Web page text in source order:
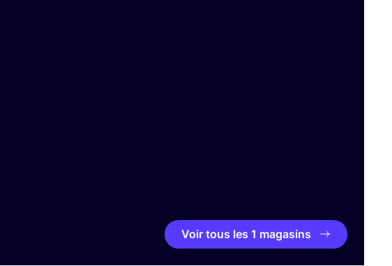
Voir tous les 1 magasins